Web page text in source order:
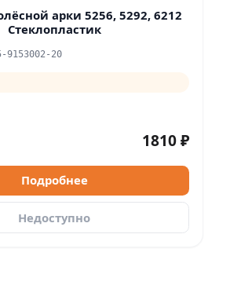
арки 5256, 5292, 6212
Стеклопластик
9153002-20
1810 ₽
Подробнее
Недоступно